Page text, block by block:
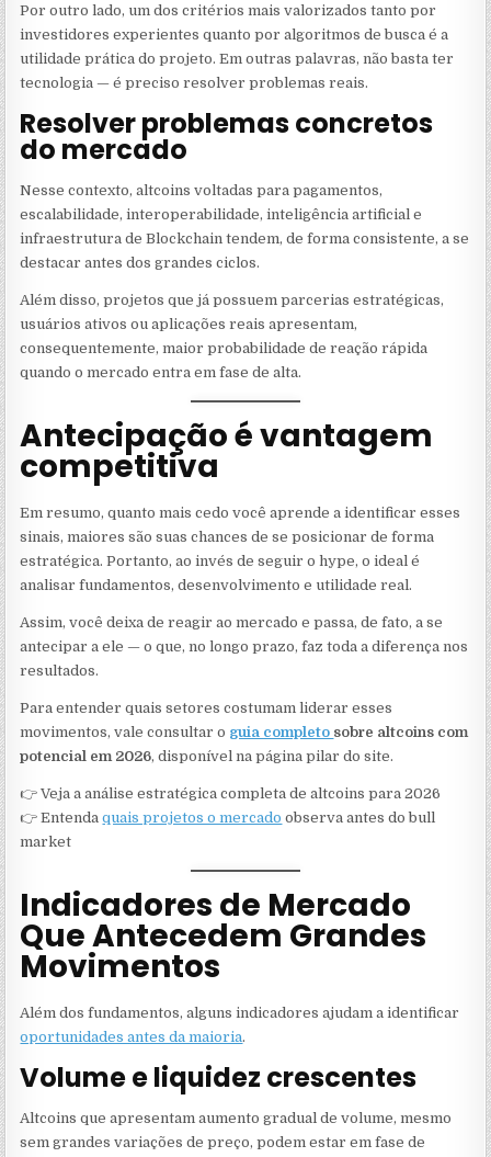
Por outro lado, um dos critérios mais valorizados tanto por
investidores experientes quanto por algoritmos de busca é a
utilidade prática do projeto. Em outras palavras, não basta ter
tecnologia — é preciso resolver problemas reais.
Resolver problemas concretos
do mercado
Nesse contexto, altcoins voltadas para pagamentos,
escalabilidade, interoperabilidade, inteligência artificial e
infraestrutura de Blockchain tendem, de forma consistente, a se
destacar antes dos grandes ciclos.
Além disso, projetos que já possuem parcerias estratégicas,
usuários ativos ou aplicações reais apresentam,
consequentemente, maior probabilidade de reação rápida
quando o mercado entra em fase de alta.
Antecipação é vantagem
competitiva
Em resumo, quanto mais cedo você aprende a identificar esses
sinais, maiores são suas chances de se posicionar de forma
estratégica. Portanto, ao invés de seguir o hype, o ideal é
analisar fundamentos, desenvolvimento e utilidade real.
Assim, você deixa de reagir ao mercado e passa, de fato, a se
antecipar a ele — o que, no longo prazo, faz toda a diferença nos
resultados.
Para entender quais setores costumam liderar esses
movimentos, vale consultar o guia completo sobre altcoins com
potencial em 2026, disponível na página pilar do site.
👉 Veja a análise estratégica completa de altcoins para 2026
👉 Entendaquais projetos o mercado observa antes do bull
market
Indicadores de Mercado
Que Antecedem Grandes
Movimentos
Além dos fundamentos, alguns indicadores ajudam a identificar
oportunidades antes da maioria.
Volume e liquidez crescentes
Altcoins que apresentam aumento gradual de volume, mesmo
sem grandes variações de preço, podem estar em fase de